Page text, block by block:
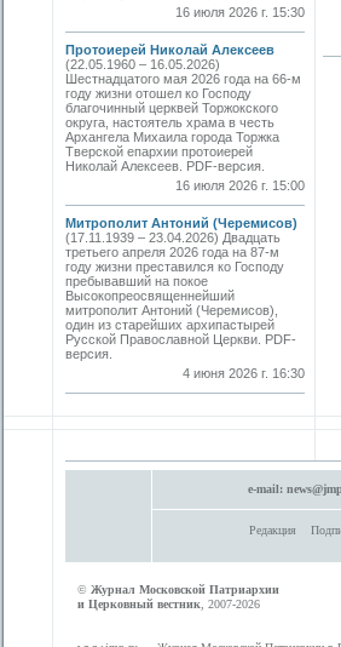
16 июля 2026 г. 15:30
Протоиерей Николай Алексеев
(22.05.1960 – 16.05.2026)
Шестнадцатого мая 2026 года на 66-м
году жизни отошел ко Господу
благочинный церквей Торжокского
округа, настоятель храма в честь
Архангела Михаила города Торжка
Тверской епархии протоиерей
Николай Алексеев. PDF-версия.
16 июля 2026 г. 15:00
Митрополит Антоний (Черемисов)
(17.11.1939 – 23.04.2026) Двадцать
третьего апреля 2026 года на 87-м
году жизни преставился ко Господу
пребывавший на покое
Высокопреосвященнейший
митрополит Антоний (Черемисов),
один из старейших архипастырей
Русской Православной Церкви. PDF-
версия.
4 июня 2026 г. 16:30
e-mail:
Редакция
© Журнал Московской Патриархии
и Церковный вестник , 2007-2026